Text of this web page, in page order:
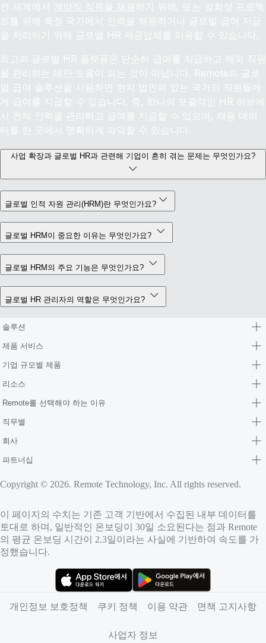
전 세계에서
계약직 직원을 채용 하기 위해, 또는 일회성 프로젝
트를 위해 특정 국가에서 인력을 채용하거나 글로벌 급여 지급
을 처리하기 위해 글로벌 HR 제공업체를 이용할 수 있습니다.
최고의 글로벌 HR 플랫폼은 단순히 급여를 지급하고 해외 직원
을 관리하는 데만 도움이 되는 것이 아닙니다. Remote의 글로
벌 급여 솔루션을 사용하면 현지 법인이 있는 국가의 직원들에
게 급여를 지급할 수 있습니다. 즉, 하나의 포괄적인 HR 허브에
서 전체 인력을 관리하고 급여를 지급할 수 있으며, 채용 데이
터를 한 곳에서 명확하게 파악할 수 있습니다.
사업 확장과 글로벌 HR과 관련해 기업이 흔히 겪는 문제는 무엇인가요?
글로벌 인적 자원 관리(HRM)란 무엇인가요?
글로벌 HRM이 중요한 이유는 무엇인가요?
글로벌 HRM의 주요 기능은 무엇인가요?
글로벌 HR 관리자의 역할은 무엇인가요?
솔루션
제품 서비스
기업 규모별 제품
리소스
Remote를 선택해야 하는 이유
직무별
회사
파트너십
Copyright © 2026. Remote Technology, Inc. All rights reserved.
이 페이지의 수치는 기존 고객 기반에서 수집된 내부 데이터를
토대로 하며, 일반적인 온보딩이 30일 소요된다는 점과 Remote
의 평균 온보딩 시간이 2.3일이라는 사실에 기반하여 속도를 가
정했습니다.
개인정보 보호정책
쿠키 정책 이용 약관 면책 고지사항
사업자 정보